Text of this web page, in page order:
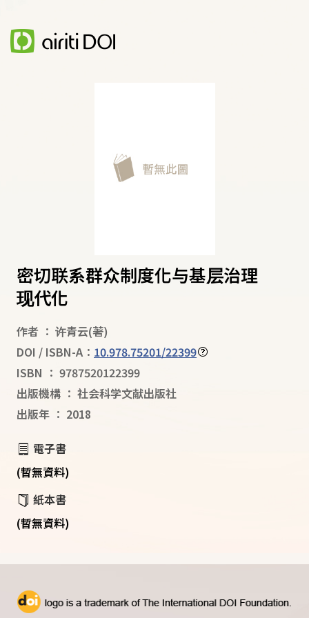
密切联系群众制度化与基层治理
现代化
作者 ： 许青云(著)
DOI / ISBN-A： 10.978.75201/22399
ISBN ： 9787520122399
出版機構 ： 社会科学文献出版社
出版年 ： 2018
電子書
(暫無資料)
紙本書
(暫無資料)